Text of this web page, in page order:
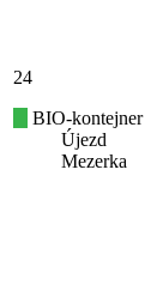
24
BIO-kontejner
Újezd
Mezerka